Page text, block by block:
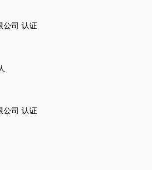
公司 认证
公司 认证